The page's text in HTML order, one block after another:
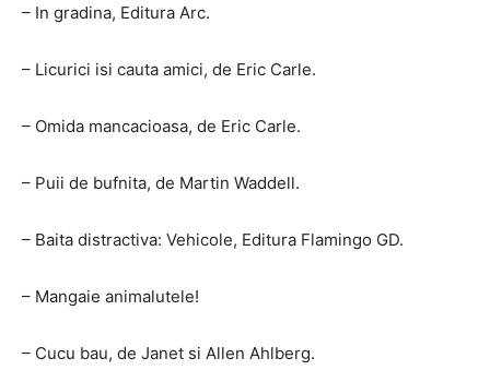
– In gradina, Editura Arc.
– Licurici isi cauta amici, de Eric Carle.
– Omida mancacioasa, de Eric Carle.
– Puii de bufnita, de Martin Waddell.
– Baita distractiva: Vehicole, Editura Flamingo GD.
– Mangaie animalutele!
– Cucu bau, de Janet si Allen Ahlberg.